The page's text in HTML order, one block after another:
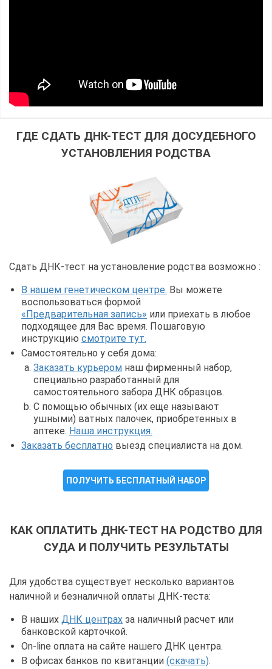
ГДЕ СДАТЬ ДНК-ТЕСТ ДЛЯ ДОСУДЕБНОГО
УСТАНОВЛЕНИЯ РОДСТВА
Сдать ДНК-тест на установление родства возможно :
В нашем генетическом центре. Вы можете
воспользоваться формой
«Предварительная запись» или приехать в любое
подходящее для Вас время. Пошаговую
инструкцию смотрите тут.
Самостоятельно у себя дома:
Заказать курьером наш фирменный набор,
специально разработанный для
самостоятельного забора ДНК образцов.
С помощью обычных (их еще называют
ушными) ватных палочек, приобретенных в
аптеке. Наша инструкция.
Заказать бесплатно выезд специалиста на дом.
ПОЛУЧИТЬ БЕСПЛАТНЫЙ НАБОР
КАК ОПЛАТИТЬ ДНК-ТЕСТ НА РОДСТВО ДЛЯ
СУДА И ПОЛУЧИТЬ РЕЗУЛЬТАТЫ
Для удобства существует несколько вариантов
наличной и безналичной оплаты ДНК-теста:
В наших ДНК центрах за наличный расчет или
банковской карточкой.
On-line оплата на сайте нашего ДНК центра.
В офисах банков по квитанции (скачать).